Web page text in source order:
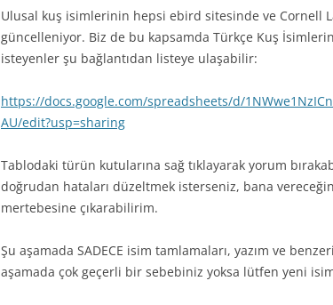
Ulusal kuş isimlerinin hepsi ebird sitesinde ve Cornell
güncelleniyor. Biz de bu kapsamda Türkçe Kuş
isteyenler şu bağlantıdan listeye ulaşabilir:
https://docs.google.com/spreadsheets/d/
AU/edit?usp=sharing
Tablodaki türün kutularına sağ tıklayarak yorum
doğrudan hataları düzeltmek isterseniz, bana
mertebesine çıkarabilirim.
Şu aşamada SADECE isim tamlamaları, yazım ve
aşamada çok geçerli bir sebebiniz yoksa lütfen yeni